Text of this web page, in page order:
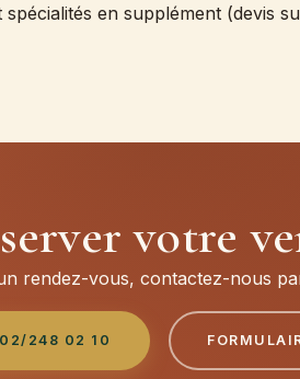
en supplément (devis
votre
rendez-vous, contactez-nous
02/248 02 10